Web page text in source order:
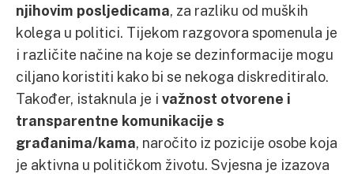
njihovim posljedicama, za razliku od muških
kolega u politici. Tijekom razgovora spomenula je
i različite načine na koje se dezinformacije mogu
ciljano koristiti kako bi se nekoga diskreditiralo.
Također, istaknula je i važnost otvorene i
transparentne komunikacije s
građanima/kama, naročito iz pozicije osobe koja
je aktivna u političkom životu. Svjesna je izazova